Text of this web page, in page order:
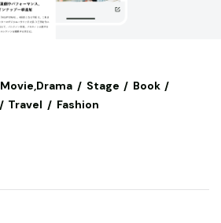
Movie,Drama Stage
Book
Travel Fashion